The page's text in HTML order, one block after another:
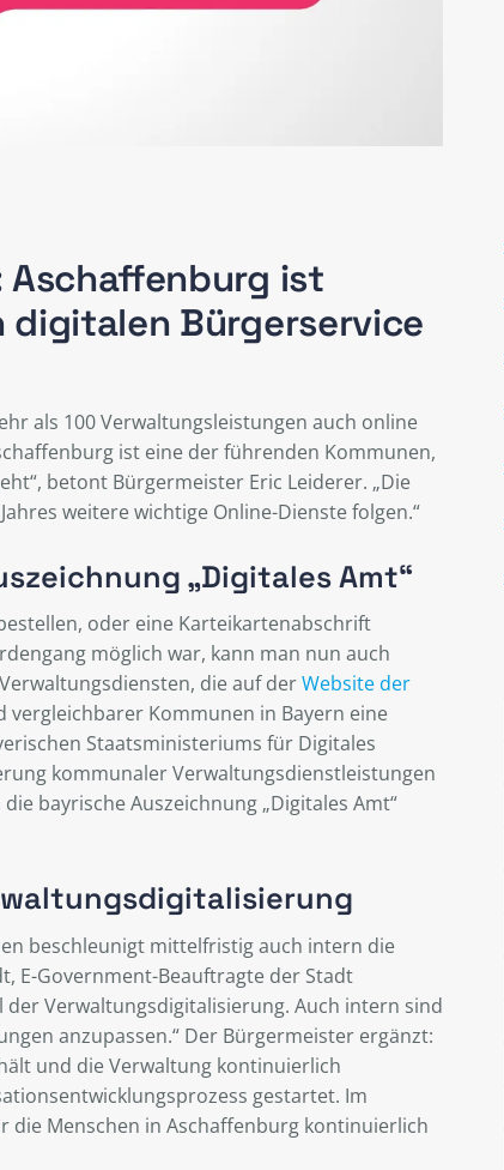
ist
Bürgerservice
als 100 Verwaltungsleistungen auch online
ist eine der führenden Kommunen,
betont Bürgermeister Eric Leiderer. „Die
weitere wichtige Online-Dienste folgen.“
„Digitales Amt“
oder eine Karteikartenabschrift
möglich war, kann man nun auch
die auf derWebsite der
Kommunen in Bayern eine
Staatsministeriums für Digitales
kommunaler Verwaltungsdienstleistungen
bayrische Auszeichnung „Digitales Amt“
beschleunigt mittelfristig auch intern die
E-Government-Beauftragte der Stadt
Verwaltungsdigitalisierung. Auch intern sind
anzupassen.“ Der Bürgermeister ergänzt:
und die Verwaltung kontinuierlich
gestartet. Im
die Menschen in Aschaffenburg kontinuierlich